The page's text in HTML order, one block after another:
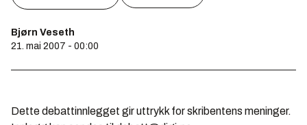
Bjørn Veseth
21. mai 2007 - 00:00
Dette debattinnlegget gir uttrykk for skribentens meninger.